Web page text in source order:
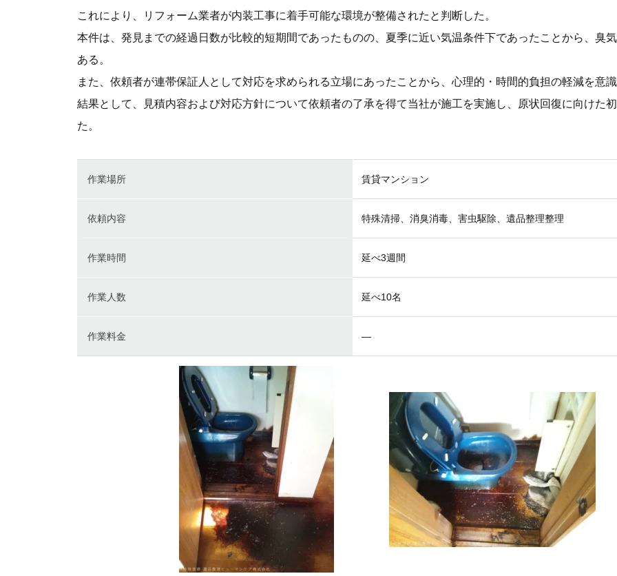
これにより、リフォーム業者が内装工事に着手可能な環境が整備されたと判断した。
本件は、発見までの経過日数が比較的短期間であったものの、夏季に近い気温条件下であったことから、臭
ある。
また、依頼者が連帯保証人として対応を求められる立場にあったことから、心理的・時間的負担の軽減を意
結果として、見積内容および対応方針について依頼者の了承を得て当社が施工を実施し、原状回復に向けた
た。
作業場所 賃貸マンション
依頼内容 特殊清掃、消臭消毒、害虫駆除、遺品整理整理
作業時間 延べ3週間
作業人数 延べ10名
作業料金 ―